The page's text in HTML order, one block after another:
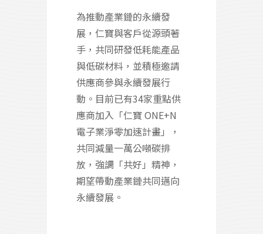
為推動產業鏈的永續發
展，仁寶與客戶從源頭著
手，共同研發低耗能產品
與低碳材料，並積極邀請
供應商參與永續發展行
動。目前已有34家重點供
應商加入「仁寶 ONE+N
電子業淨零加速計畫」，
共同減量一萬公噸碳排
放，強調「共好」精神，
期望帶動產業鏈共同邁向
永續發展。